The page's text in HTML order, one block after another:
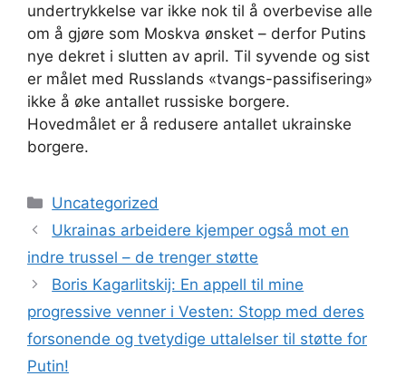
undertrykkelse var ikke nok til å overbevise alle
om å gjøre som Moskva ønsket – derfor Putins
nye dekret i slutten av april. Til syvende og sist
er målet med Russlands «tvangs-passifisering»
ikke å øke antallet russiske borgere.
Hovedmålet er å redusere antallet ukrainske
borgere.
Kategorier
Uncategorized
Ukrainas arbeidere kjemper også mot en
indre trussel – de trenger støtte
Boris Kagarlitskij: En appell til mine
progressive venner i Vesten: Stopp med deres
forsonende og tvetydige uttalelser til støtte for
Putin!